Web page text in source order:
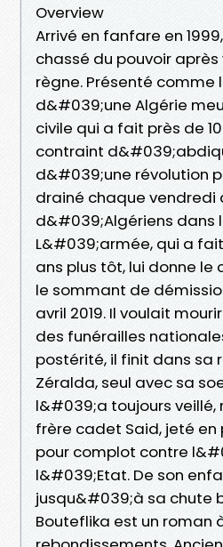
Overview
Arrivé en fanfare en
chassé du pouvoir
règne. Présenté comme
d&#039;une Algérie
civile qui a fait près de
contraint
d&#039;une révolution
drainé chaque vendredi
d&#039;Algériens dans
L&#039;armée, qui a
ans plus tôt, lui donne le
le sommant de
avril 2019. Il voulait
des funérailles
postérité, il finit dans sa
Zéralda, seul avec sa
l&#039;a toujours veillé,
frère cadet Said, jeté en
pour complot contre
l&#039;Etat. De son
jusqu&#039;à sa chute
Bouteflika est un roman